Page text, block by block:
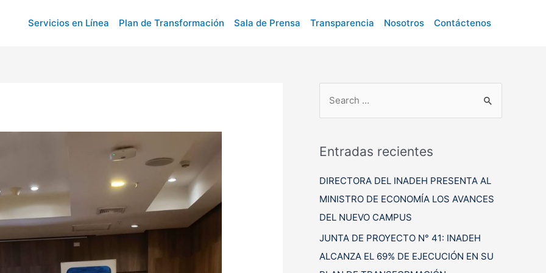
Servicios en Línea Plan de Transformación Sala de Prensa Transparencia Nosotros Contáctenos
c
r
p
o
r
:
Entradas recientes
DIRECTORA DEL INADEH PRESENTA AL
MINISTRO DE ECONOMÍA LOS AVANCES
DEL NUEVO CAMPUS
JUNTA DE PROYECTO N° 41: INADEH
ALCANZA EL 69% DE EJECUCIÓN EN SU